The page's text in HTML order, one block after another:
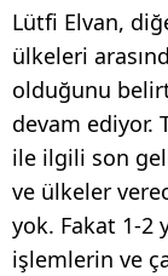
Lütfi Elvan,
ülkeleri
olduğunu
devam ediyor.
ile ilgili son
ve ülkeler
yok. Fakat 1-2
işlemlerin ve